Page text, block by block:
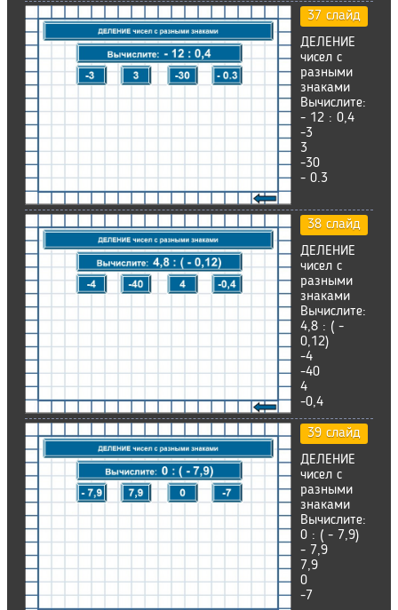
37 слайд
ДЕЛЕНИЕ
чисел с
разными
знаками
Вычислите:
- 12 : 0,4
-3
3
-30
- 0.3
38 слайд
ДЕЛЕНИЕ
чисел с
разными
знаками
Вычислите:
4,8 : ( -
0,12)
-4
-40
4
-0,4
39 слайд
ДЕЛЕНИЕ
чисел с
разными
знаками
Вычислите:
0 : ( - 7,9)
- 7,9
7,9
0
-7